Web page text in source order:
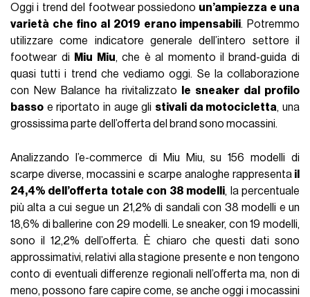
Oggi i trend del footwear possiedono un’ampiezza e una
varietà che fino al 2019 erano impensabili. Potremmo
utilizzare come indicatore generale dell’intero settore il
footwear di
Miu Miu, che è al momento il brand-guida di
quasi tutti i trend che vediamo oggi. Se la collaborazione
con New Balance ha rivitalizzato
le sneaker dal profilo
basso e riportato in auge gli stivali da motocicletta, una
grossissima parte dell’offerta del brand sono mocassini.
Analizzando l’e-commerce di Miu Miu, su 156 modelli di
scarpe diverse, mocassini e scarpe analoghe rappresentail
24,4% dell’offerta totale con 38 modelli, la percentuale
più alta a cui segue un 21,2% di sandali con 38 modelli e un
18,6% di ballerine con 29 modelli. Le sneaker, con 19 modelli,
sono il 12,2% dell’offerta. È chiaro che questi dati sono
approssimativi, relativi alla stagione presente e non tengono
conto di eventuali differenze regionali nell’offerta ma, non di
meno, possono fare capire come, se anche oggi i mocassini